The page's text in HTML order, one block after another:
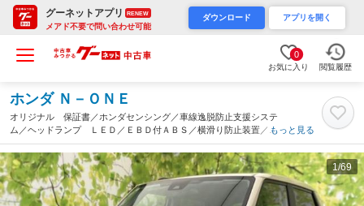
グーネットアプリ RENEW
メアド不要で問い合わせ可能
ダウンロード アプリを開く
0
お気に入り 閲覧履歴
ホンダ Ｎ－ＯＮＥ
オリジナル 保証書／ホンダセンシング／車線逸脱防止支援システ
ム／ヘッドランプ ＬＥＤ／ＥＢＤ付ＡＢＳ／横滑り防止装置／ア
イドリングストップ／禁煙車／エアバッグ 運転席／エアバッグ
助手席／衝突安全ボディ（三重県）
もっと見る
1/69